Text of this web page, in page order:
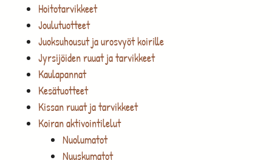
Hoitotarvikkeet
Joulutuotteet
Juoksuhousut ja urosvyöt koirille
Jyrsijöiden ruuat ja tarvikkeet
Kaulapannat
Kesätuotteet
Kissan ruuat ja tarvikkeet
Koiran aktivointilelut
Nuolumatot
Nuuskumatot